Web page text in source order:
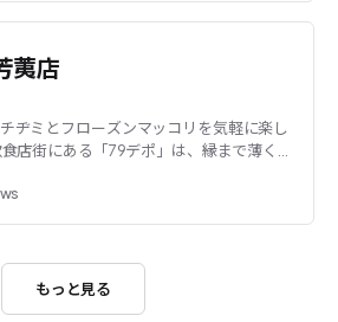
荑店
ヂミとフローズンマッコリを気軽に楽し
店街にある「79デポ」は、縁まで薄く香
もっと見る